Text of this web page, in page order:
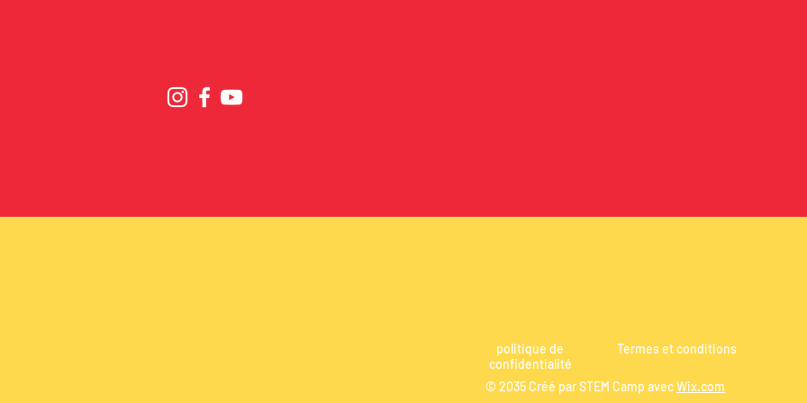
politique de
confidentialité
Termes et conditions
© 2035 Créé par STEM Camp avecWix.com